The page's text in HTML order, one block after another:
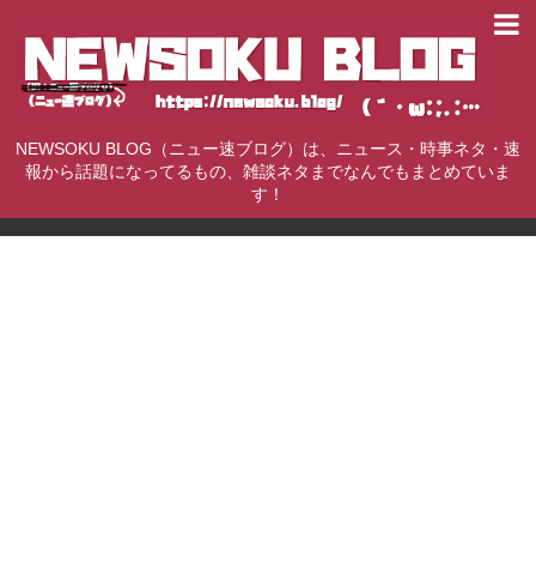
NEWSOKU BLOG（ニュー速ブログ）は、ニュース・時事ネタ・速
報から話題になってるもの、雑談ネタまでなんでもまとめていま
す！